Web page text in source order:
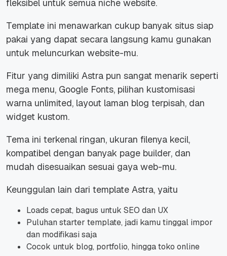
fleksibel untuk semua niche website.
Template ini menawarkan cukup banyak situs siap
pakai yang dapat secara langsung kamu gunakan
untuk meluncurkan website-mu.
Fitur yang dimiliki Astra pun sangat menarik seperti
mega menu, Google Fonts, pilihan kustomisasi
warna unlimited, layout laman blog terpisah, dan
widget kustom.
Tema ini terkenal ringan, ukuran filenya kecil,
kompatibel dengan banyak page builder, dan
mudah disesuaikan sesuai gaya web-mu.
Keunggulan lain dari template Astra, yaitu
Loads cepat, bagus untuk SEO dan UX
Puluhan starter template, jadi kamu tinggal impor
dan modifikasi saja
Cocok untuk blog, portfolio, hingga toko online